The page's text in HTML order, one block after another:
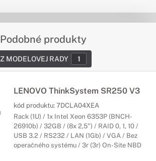
Podobné produkty
Z MODELOVEJ RADY 1
LENOVO ThinkSystem SR250 V3
kód produktu: 7DCLA04XEA
Rack (1U) / 1x Intel Xeon 6353P (BNCH-
26910b) / 32GB / (8x 2,5") / RAID 0, 1, 10 /
USB 3.2 / RS232 / LAN (1Gb) / VGA / Bez
operačného systému / 3r (3r) On-Site NBD